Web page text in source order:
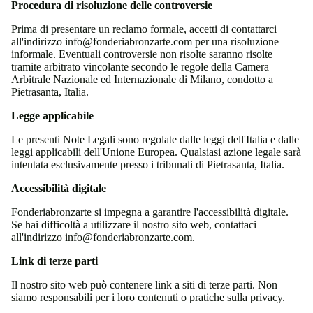
Procedura di risoluzione delle controversie
Prima di presentare un reclamo formale, accetti di contattarci
all'indirizzo info@fonderiabronzarte.com per una risoluzione
informale. Eventuali controversie non risolte saranno risolte
tramite arbitrato vincolante secondo le regole della Camera
Arbitrale Nazionale ed Internazionale di Milano, condotto a
Pietrasanta, Italia.
Legge applicabile
Le presenti Note Legali sono regolate dalle leggi dell'Italia e dalle
leggi applicabili dell'Unione Europea. Qualsiasi azione legale sarà
intentata esclusivamente presso i tribunali di Pietrasanta, Italia.
Accessibilità digitale
Fonderiabronzarte si impegna a garantire l'accessibilità digitale.
Se hai difficoltà a utilizzare il nostro sito web, contattaci
all'indirizzo info@fonderiabronzarte.com.
Link di terze parti
Il nostro sito web può contenere link a siti di terze parti. Non
siamo responsabili per i loro contenuti o pratiche sulla privacy.